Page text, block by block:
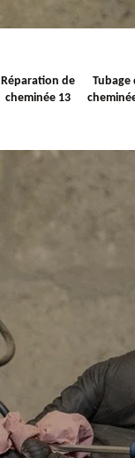
Réparation de
cheminée 13
Tubage